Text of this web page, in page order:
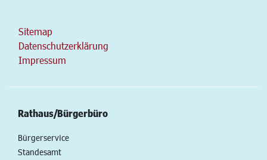
Sitemap
Datenschutzerklärung
Impressum
Rathaus/Bürgerbüro
Bürgerservice
Standesamt